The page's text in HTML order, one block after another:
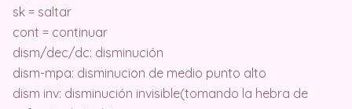
sk = saltar
cont = continuar
dism/dec/dc: disminución
dism-mpa: disminucion de medio punto alto
dism inv: disminución invisible(tomando la hebra de